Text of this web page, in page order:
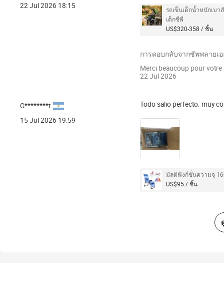
22 Jul 2026 18:15
รถเข็นเด็กน้ำหนักเบ
เด็กซีพี
US$320-358 / ชิ้น
การดอบกลับจากซัพพลายเอ
Merci beaucoup pour
22 Jul 2026
G********t
15 Jul 2026 19:59
Todo salio perfecto. muy
มัลติฟังก์ชั่นความจุ
US$95 / ชิ้น